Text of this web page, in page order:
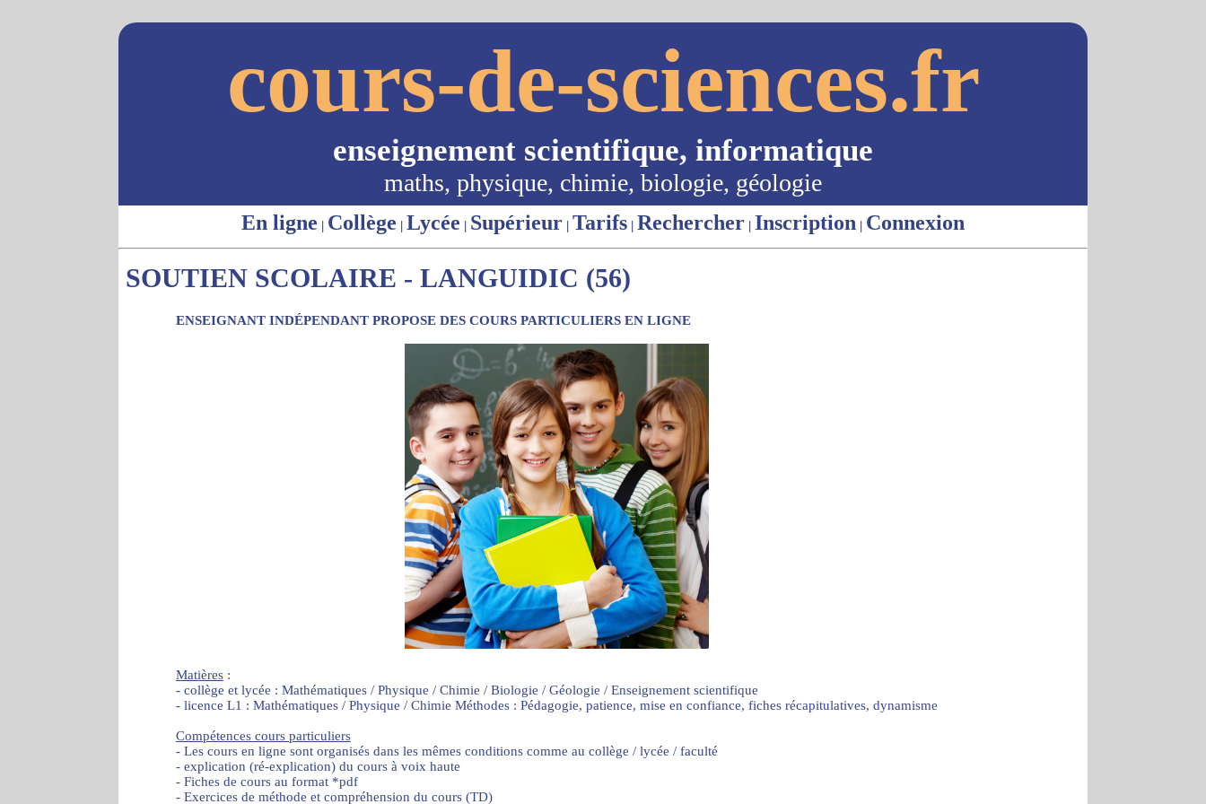
cours-de-sciences.fr
enseignement scientifique, informatique
maths, physique, chimie, biologie, géologie
En ligne | Collège | Lycée | Supérieur | Tarifs | Rechercher | Inscription | Connexion
SOUTIEN SCOLAIRE - LANGUIDIC (56)
ENSEIGNANT INDÉPENDANT PROPOSE DES COURS PARTICULIERS EN LIGNE
Matières :
- collège et lycée : Mathématiques / Physique / Chimie / Biologie / Géologie / Enseignement scientifique
- licence L1 : Mathématiques / Physique / Chimie Méthodes : Pédagogie, patience, mise en confiance, fiches récapitulatives, dynamisme
Compétences cours particuliers
- Les cours en ligne sont organisés dans les mêmes conditions comme au collège / lycée / faculté
- explication (ré-explication) du cours à voix haute
- Fiches de cours au format *pdf
- Exercices de méthode et compréhension du cours (TD)